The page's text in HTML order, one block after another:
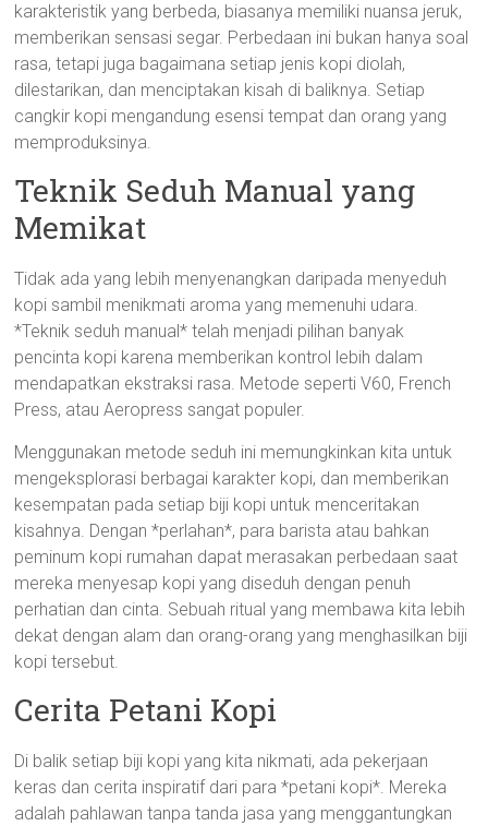
karakteristik yang berbeda, biasanya memiliki nuansa jeruk,
memberikan sensasi segar. Perbedaan ini bukan hanya soal
rasa, tetapi juga bagaimana setiap jenis kopi diolah,
dilestarikan, dan menciptakan kisah di baliknya. Setiap
cangkir kopi mengandung esensi tempat dan orang yang
memproduksinya.
Teknik Seduh Manual yang
Memikat
Tidak ada yang lebih menyenangkan daripada menyeduh
kopi sambil menikmati aroma yang memenuhi udara.
*Teknik seduh manual* telah menjadi pilihan banyak
pencinta kopi karena memberikan kontrol lebih dalam
mendapatkan ekstraksi rasa. Metode seperti V60, French
Press, atau Aeropress sangat populer.
Menggunakan metode seduh ini memungkinkan kita untuk
mengeksplorasi berbagai karakter kopi, dan memberikan
kesempatan pada setiap biji kopi untuk menceritakan
kisahnya. Dengan *perlahan*, para barista atau bahkan
peminum kopi rumahan dapat merasakan perbedaan saat
mereka menyesap kopi yang diseduh dengan penuh
perhatian dan cinta. Sebuah ritual yang membawa kita lebih
dekat dengan alam dan orang-orang yang menghasilkan biji
kopi tersebut.
Cerita Petani Kopi
Di balik setiap biji kopi yang kita nikmati, ada pekerjaan
keras dan cerita inspiratif dari para *petani kopi*. Mereka
adalah pahlawan tanpa tanda jasa yang menggantungkan